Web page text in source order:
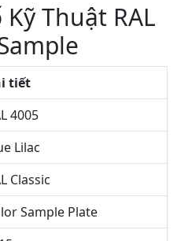
Thuật RAL
tiết
4005
Lilac
Classic
Sample Plate